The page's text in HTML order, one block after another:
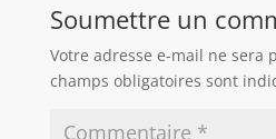
Soumettre un
Votre adresse e-mail ne sera
champs obligatoires sont